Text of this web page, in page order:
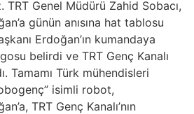
Genel Müdürü Zahid Sobacı,
günün anısına hat tablosu
Erdoğan’ın kumandaya
belirdi ve TRT Genç Kanalı
Tamamı Türk mühendisleri
isimli robot,
TRT Genç Kanalı’nın